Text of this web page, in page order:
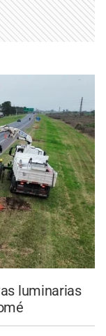
luminarias